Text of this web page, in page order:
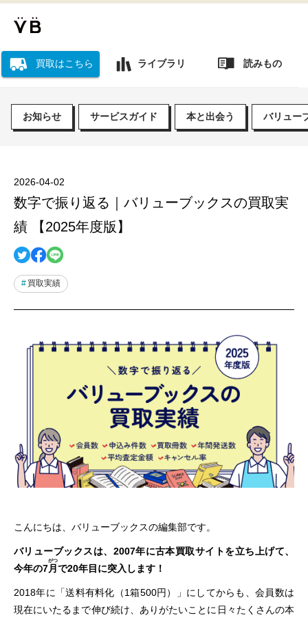
買取はこちら ライブラリ 読みもの
お知らせ サービスガイド 本と出会う バリュー
2026-04-02
数字で振り返る｜バリューブックスの買取実
績 【2025年度版】
買取実績
こんにちは、バリューブックスの編集部です。
バリューブックスは、2007年に古本買取サイトを立ち上げて、
今年の7月
がつ
で20年目に突入します！
2018年に「送料有料化（1箱500円）」にしてからも、会員数は
現在にいたるまで伸び続け、ありがたいことに日々たくさんの本